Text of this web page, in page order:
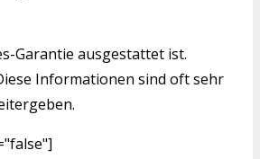
Garantie ausgestattet ist.
Informationen sind oft sehr